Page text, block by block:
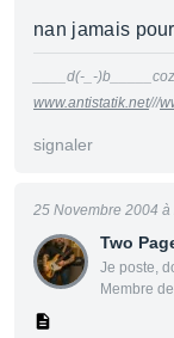
nan jamais
____d(-_-
www.antistatik.net///
signaler
Two
Je poste,
Membre
25 Novembre 2004 à